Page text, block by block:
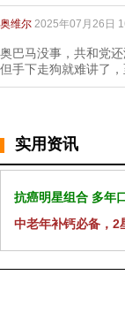
奥维尔 2025年07月26日
奥巴马没事，共和党
但手下走狗就难讲了，
实用资讯
抗癌明星组合 多年
中老年补钙必备，2